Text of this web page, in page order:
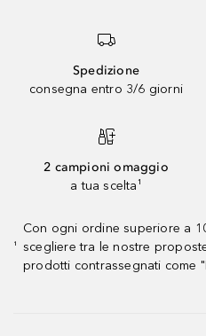
Spedizione
consegna entro 3/6 giorni
2 campioni omaggio
a tua scelta¹
¹
Con ogni ordine superiore a
scegliere tra le nostre
prodotti contrassegnati come